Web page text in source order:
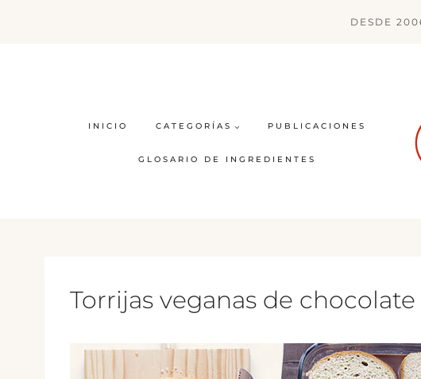
DESDE
INICIO CATEGORÍAS PUBLICACIONES
GLOSARIO DE INGREDIENTES
Torrijas veganas de